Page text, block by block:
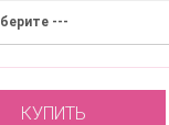
КУПИТЬ